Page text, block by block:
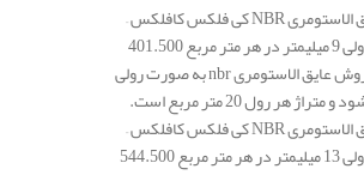
قیمت عایق الاستومری NBR کی فلکس کافلکس –
K-Flex رولی 9 میلیمتر در هر متر مربع 401.500
تومان و فروش عایق الاستومری nbr به صورت رولی
هر رول 20 متر مربع است.
قیمت عایق الاستومری NBR کی فلکس کافلکس –
K-Flex رولی 13 میلیمتر در هر متر مربع 544.500